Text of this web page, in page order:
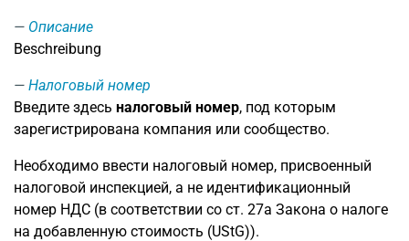
Описание
Beschreibung
Налоговый номер
Введите здесь налоговый номер, под которым
зарегистрирована компания или сообщество.
Необходимо ввести налоговый номер, присвоенный
налоговой инспекцией, а не идентификационный
номер НДС (в соответствии со ст. 27a Закона о налоге
на добавленную стоимость (UStG)).